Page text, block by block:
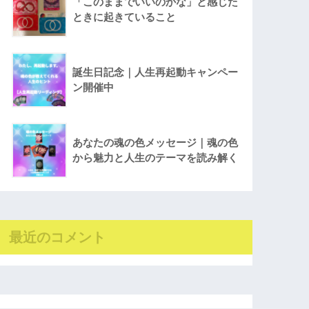
ときに起きていること
誕生日記念｜人生再起動キャンペー
ン開催中
あなたの魂の色メッセージ｜魂の色
から魅力と人生のテーマを読み解く
最近のコメント